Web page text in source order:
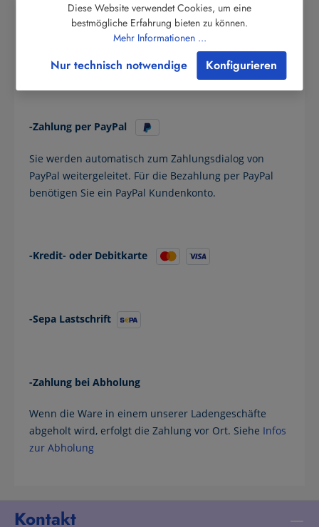
-Vorkasse
Sie überweisen den Betrag vorab. Der Versand erfolgt
nach Eingang Ihrer Zahlung.
-Zahlung per PayPal
Sie werden automatisch zum Zahlungsdialog von
PayPal weitergeleitet. Für die Bezahlung per PayPal
benötigen Sie ein PayPal Kundenkonto.
-Kredit- oder Debitkarte
-Sepa Lastschrift
-Zahlung bei Abholung
Wenn die Ware in einem unserer Ladengeschäfte
abgeholt wird, erfolgt die Zahlung vor Ort. Siehe Infos
zur Abholung
Kontakt
Diese Website verwendet Cookies, um eine
bestmögliche Erfahrung bieten zu können.
Mehr Informationen ...
Nur technisch notwendige Konfigurieren